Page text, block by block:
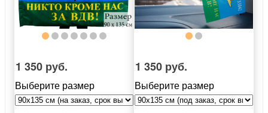
1 350 руб.
Выберите размер
1 350 руб.
Выберите размер